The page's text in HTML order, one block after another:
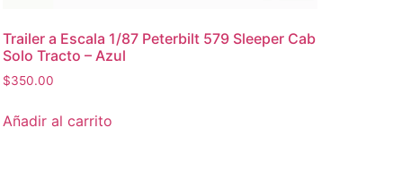
Trailer a Escala 1/87 Peterbilt 579 Sleeper Cab
Solo Tracto – Azul
$350.00
Añadir al carrito